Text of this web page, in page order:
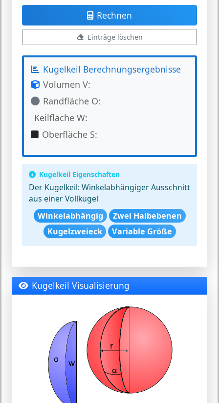
Rechnen
Einträge löschen
Kugelkeil Berechnungsergebnisse
Volumen V:
Randfläche O:
Keilfläche W:
Oberfläche S:
Kugelkeil Eigenschaften
Der Kugelkeil: Winkelabhängiger Ausschnitt
aus einer Vollkugel
Winkelabhängig
Zwei Halbebenen
Kugelzweieck
Variable Größe
Kugelkeil Visualisierung